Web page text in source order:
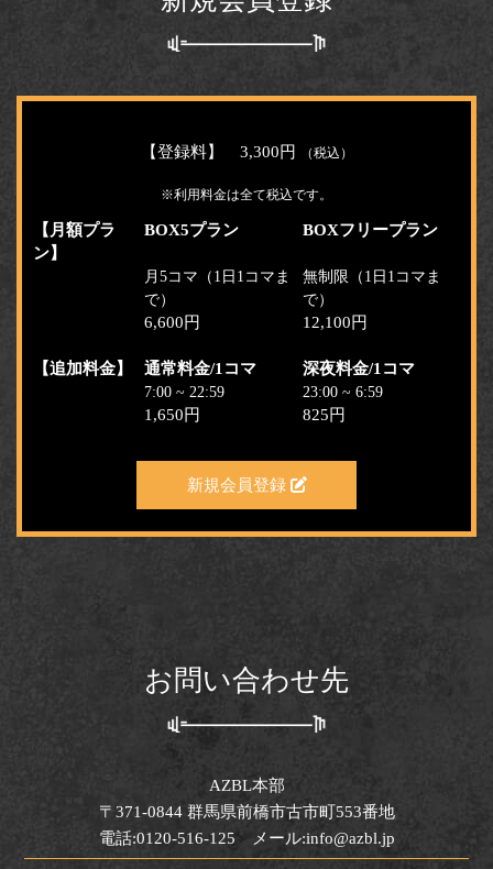
【登録料】 3,300円 （税込）
※利用料金は全て税込です。
【月額プラ
ン】
BOX5プラン BOXフリープラン
月5コマ（1日1コマま
で）
無制限（1日1コマま
で）
6,600円 12,100円
【追加料金】 通常料金/1コマ 深夜料金/1コマ
7:00 ~ 22:59 23:00 ~ 6:59
1,650円 825円
新規会員登録
お問い合わせ先
AZBL本部
〒371-0844 群馬県前橋市古市町553番地
電話:0120-516-125 メール:info@azbl.jp